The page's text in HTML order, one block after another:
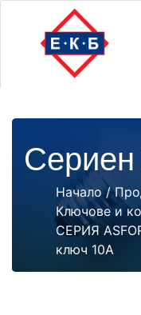
Начало/
Ключове и
СЕРИЯ
ключ 10А